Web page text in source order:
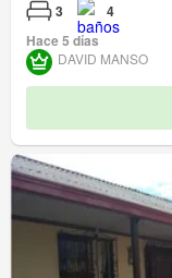
3
4
Hace 5 días
DAVID MANSO